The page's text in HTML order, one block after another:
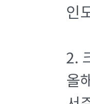
인
2.
올